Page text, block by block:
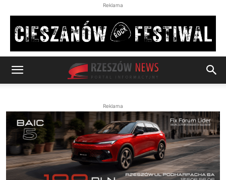
Reklama
Reklama